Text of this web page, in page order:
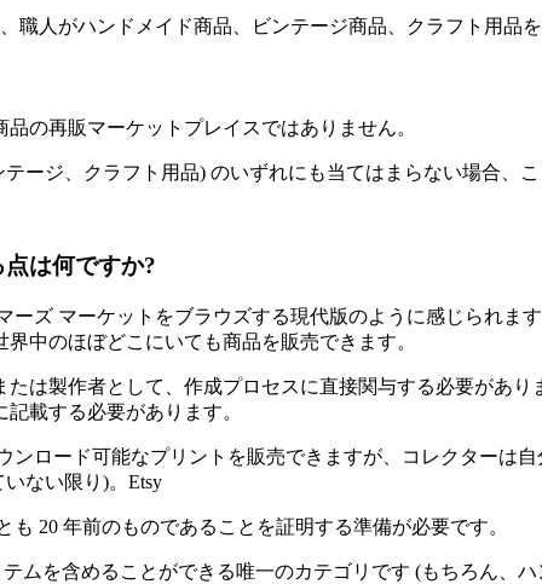
職人がハンドメイド商品、ビンテージ商品、クラフト用品
の再販マーケットプレイスではありません。
ージ、クラフト用品) のいずれにも当てはまらない場合、
は何ですか?
ーズ マーケットをブラウズする現代版のように感じられま
中のほぼどこにいても商品を販売できます。
は製作者として、作成プロセスに直接関与する必要があ
載する必要があります。
ンロード可能なプリントを販売できますが、コレクターは
ない限り)。Etsy
20 年前のものであることを証明する準備が必要です。
ムを含めることができる唯一のカテゴリです (もちろん、